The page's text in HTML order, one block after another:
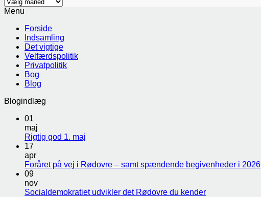
Menu
Forside
Indsamling
Det vigtige
Velfærdspolitik
Privatpolitik
Bog
Blog
Blogindlæg
01
maj
Rigtig god 1. maj
17
apr
Foråret på vej i Rødovre – samt spændende begivenheder i 2026
09
nov
Socialdemokratiet udvikler det Rødovre du kender